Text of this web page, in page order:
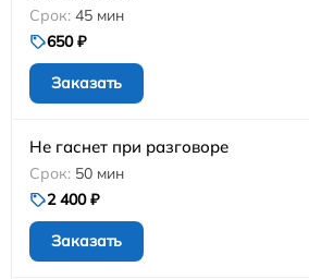
45 мин
650 ₽
Заказать
Не гаснет при разговоре
50 мин
2 400 ₽
Заказать